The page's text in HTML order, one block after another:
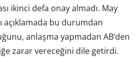
ikinci defa onay almadı. May
açıklamada bu durumdan
anlaşma yapmadan AB’den
zarar vereceğini dile getirdi.